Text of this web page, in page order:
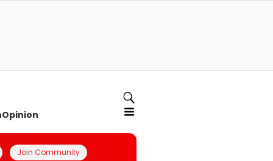
Opinion
Join Community